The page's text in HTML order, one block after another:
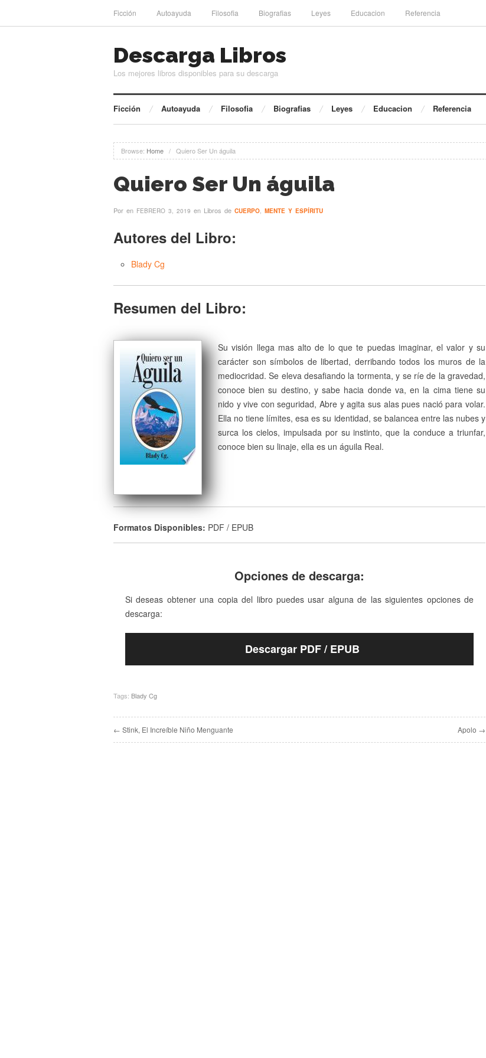
Ficción Autoayuda Filosofia Biografias Leyes Educacion Referencia
Descarga Libros
Los mejores libros disponibles para su descarga
Ficción Autoayuda Filosofia Biografias Leyes Educacion Referencia
Browse: Home / Quiero Ser Un águila
Quiero Ser Un águila
Por en FEBRERO 3, 2019 en Libros de CUERPO, MENTE Y ESPÍRITU
Autores del Libro:
Blady Cg
Resumen del Libro:
Su visión llega mas alto de lo que te puedas imaginar, el valor y su
carácter son símbolos de libertad, derribando todos los muros de la
mediocridad. Se eleva desafiando la tormenta, y se ríe de la gravedad,
conoce bien su destino, y sabe hacia donde va, en la cima tiene su
nido y vive con seguridad, Abre y agita sus alas pues nació para volar.
Ella no tiene límites, esa es su identidad, se balancea entre las nubes y
surca los cielos, impulsada por su instinto, que la conduce a triunfar,
conoce bien su linaje, ella es un águila Real.
Formatos Disponibles: PDF / EPUB
Opciones de descarga:
Si deseas obtener una copia del libro puedes usar alguna de las siguientes opciones de
descarga:
Descargar PDF / EPUB
Tags: Blady Cg
← Stink, El Increíble Niño Menguante Apolo →